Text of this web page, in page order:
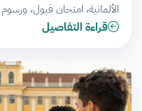
الألمانية، امتحان قبول، ورسوم 800 يورو سنويًا لغير…
قراءة التفاصيل